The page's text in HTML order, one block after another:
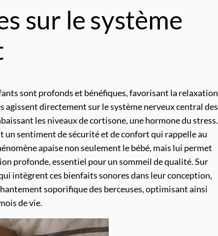
sur le système
sont profonds et bénéfiques, favorisant la relaxation
agissent directement sur le système nerveux central des
les niveaux de cortisone, une hormone du stress.
sentiment de sécurité et de confort qui rappelle au
apaise non seulement le bébé, mais lui permet
profonde, essentiel pour un sommeil de qualité. Sur
intègrent ces bienfaits sonores dans leur conception,
soporifique des berceuses, optimisant ainsi
de vie.